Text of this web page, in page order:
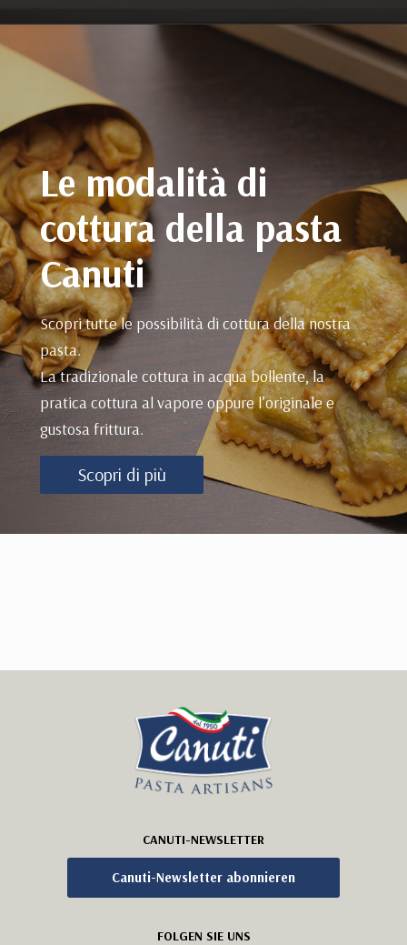
Le modalità di
cottura della pasta
Canuti
Scopri tutte le possibilità di cottura della nostra
pasta.
La tradizionale cottura in acqua bollente, la
pratica cottura al vapore oppure l’originale e
gustosa frittura.
Scopri di più
CANUTI-NEWSLETTER
Canuti-Newsletter abonnieren
FOLGEN SIE UNS